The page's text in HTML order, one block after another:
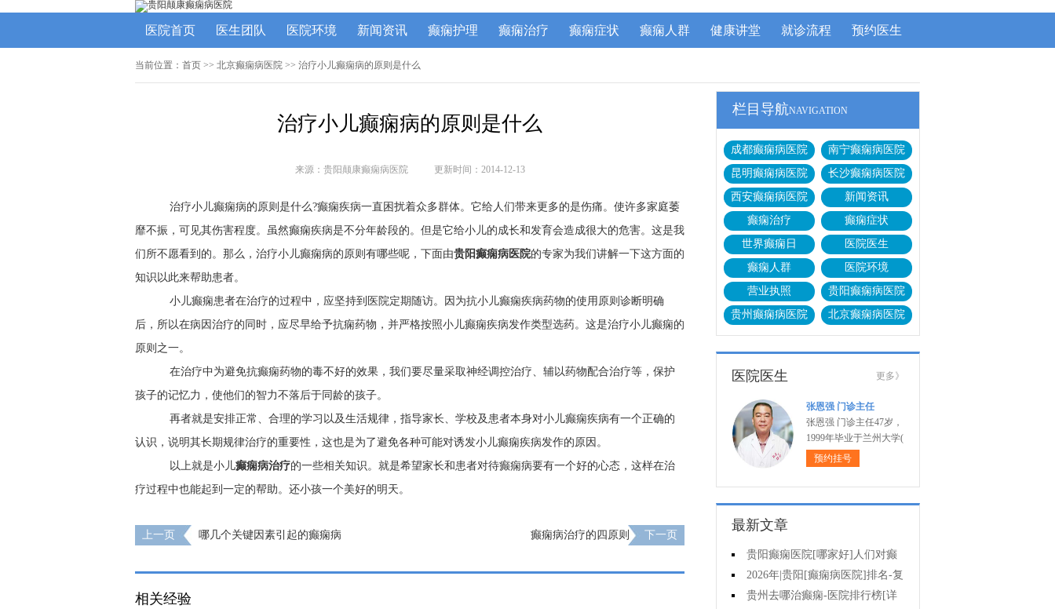
医院首页 医生团队 医院环境 新闻资讯 癫痫护理 癫痫治疗 癫痫症状 癫痫人群 健康讲堂 就诊流程 预约医生
当前位置： 首页 >> 北京癫痫病医院 >> 治疗小儿癫痫病的原则是什么
治疗小儿癫痫病的原则是什么
来源：贵阳颠康癫痫病医院 更新时间：2014-12-13
治疗小儿癫痫病的原则是什么?癫痫疾病一直困扰着众多群体。它给人们带来更多的是伤痛。使许多家庭萎
靡不振，可见其伤害程度。虽然癫痫疾病是不分年龄段的。但是它给小儿的成长和发育会造成很大的危害。这是我
们所不愿看到的。那么，治疗小儿癫痫病的原则有哪些呢，下面由贵阳癫痫病医院的专家为我们讲解一下这方面的
知识以此来帮助患者。
小儿癫痫患者在治疗的过程中，应坚持到医院定期随访。因为抗小儿癫痫疾病药物的使用原则诊断明确
后，所以在病因治疗的同时，应尽早给予抗痫药物，并严格按照小儿癫痫疾病发作类型选药。这是治疗小儿癫痫的
原则之一。
在治疗中为避免抗癫痫药物的毒不好的效果，我们要尽量采取神经调控治疗、辅以药物配合治疗等，保护
孩子的记忆力，使他们的智力不落后于同龄的孩子。
再者就是安排正常、合理的学习以及生活规律，指导家长、学校及患者本身对小儿癫痫疾病有一个正确的
认识，说明其长期规律治疗的重要性，这也是为了避免各种可能对诱发小儿癫痫疾病发作的原因。
以上就是小儿癫痫病治疗的一些相关知识。就是希望家长和患者对待癫痫病要有一个好的心态，这样在治
疗过程中也能起到一定的帮助。还小孩一个美好的明天。
上一页 哪几个关键因素引起的癫痫病 癫痫病治疗的四原则 下一页
相关经验
栏目导航NAVIGATION
成都癫痫病医院
南宁癫痫病医院
昆明癫痫病医院
长沙癫痫病医院
西安癫痫病医院
新闻资讯
癫痫治疗
癫痫症状
世界癫痫日
医院医生
癫痫人群
医院环境
营业执照
贵阳癫痫病医院
贵州癫痫病医院
北京癫痫病医院
医院医生 更多》
张恩强 门诊主任
张恩强 门诊主任47岁，
1999年毕业于兰州大学(
预约挂号
最新文章
贵阳癫痫医院[哪家好]人们对癫
痫的认识会出现哪些误区?
2026年|贵阳[癫痫病医院]排名-复
杂癫痫的早期症状是什么?
贵州去哪治癫痫-医院排行榜[详